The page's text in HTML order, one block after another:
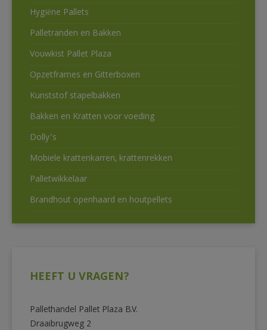
Hygiëne Pallets
Palletranden en Bakken
Vouwkist Pallet Plaza
Opzetframes en Gitterboxen
Kunststof stapelbakken
Bakken en Kratten voor voeding
Dolly’s
Mobiele krattenkarren, krattenrekken
Palletwikkelaar
Brandhout openhaard en houtpellets
HEEFT U VRAGEN?
Pallethandel Pallet Plaza B.V.
Draaibrugweg 2